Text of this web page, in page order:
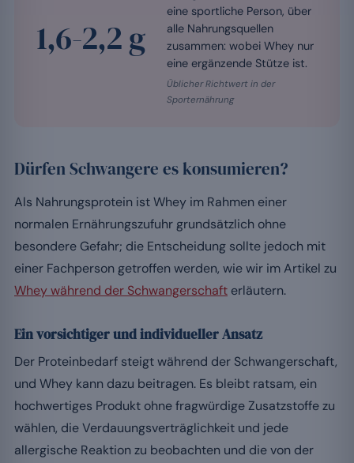
1,6-2,2 g
eine sportliche Person, über
alle Nahrungsquellen
zusammen: wobei Whey nur
eine ergänzende Stütze ist.
Üblicher Richtwert in der
Sporternährung
Dürfen Schwangere es konsumieren?
Als Nahrungsprotein ist Whey im Rahmen einer
normalen Ernährungszufuhr grundsätzlich ohne
besondere Gefahr; die Entscheidung sollte jedoch mit
einer Fachperson getroffen werden, wie wir im Artikel zu
Whey während der Schwangerschaft erläutern.
Ein vorsichtiger und individueller Ansatz
Der Proteinbedarf steigt während der Schwangerschaft,
und Whey kann dazu beitragen. Es bleibt ratsam, ein
hochwertiges Produkt ohne fragwürdige Zusatzstoffe zu
wählen, die Verdauungsverträglichkeit und jede
allergische Reaktion zu beobachten und die von der